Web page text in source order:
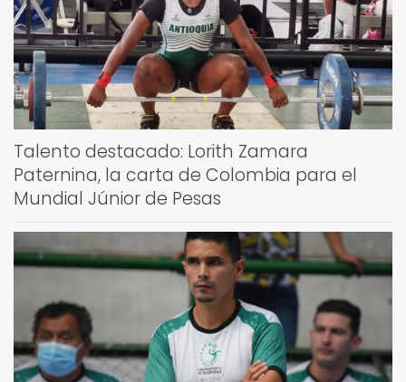
Talento destacado: Lorith Zamara
Paternina, la carta de Colombia para el
Mundial Júnior de Pesas